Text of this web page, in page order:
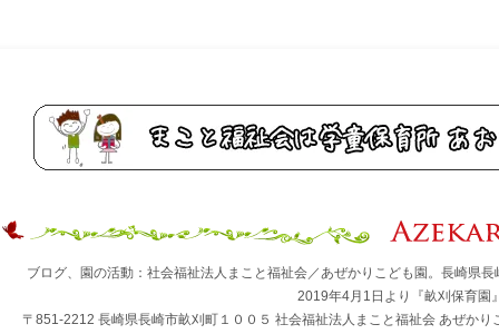
ブログ、園の活動：社会福祉法人まこと福祉会／あぜかりこども園。長崎
2019年4月1日より『畝刈保育園
〒851-2212 長崎県長崎市畝刈町１００５ 社会福祉法人まこと福祉会 あぜ